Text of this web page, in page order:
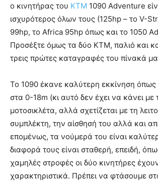
ο κινητήρας του KTM 1090 Adventure
ισχυρότερος όλων τους (125hp – το V-
99hp, το Africa 95hp όπως και το 1050
Προσέξτε όμως τα δύο ΚΤΜ, παλιό και
τρεις πρώτες καταγραφές του πίνακά
Το 1090 έκανε καλύτερη εκκίνηση
στα 0-18m (κι αυτό δεν έχει να κάνει με
μοτοσικλέτα, αλλά σχετίζεται με τη
συμπλέκτη, την αίσθησή του αλλά και
επομένως, τα νούμερά του είναι
διαφορά τους είναι σταθερή, επειδή,
χαμηλές στροφές οι δύο κινητήρες
χαρακτηριστικά. Πρέπει να φτάσουμε